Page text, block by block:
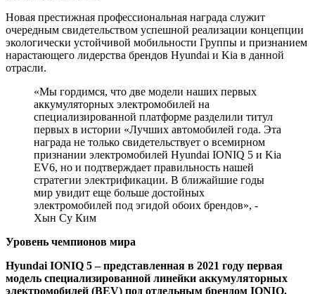
Новая престижная профессиональная награда служит
очередным свидетельством успешной реализации концепции
экологически устойчивой мобильности Группы и признанием
нарастающего лидерства брендов Hyundai и Kia в данной
отрасли.
«Мы гордимся, что две модели наших первых
аккумуляторных электромобилей на
специализированной платформе разделили титул
первых в истории «Лучших автомобилей года. Эта
награда не только свидетельствует о всемирном
признании электромобилей Hyundai IONIQ 5 и Kia
EV6, но и подтверждает правильность нашей
стратегии электрификации. В ближайшие годы
мир увидит еще больше достойных
электромобилей под эгидой обоих брендов», -
Хын Су Ким
Уровень чемпионов мира
Hyundai IONIQ 5 – представленная в 2021 году первая
модель специализированной линейки аккумуляторных
электромобилей (BEV) под отдельным брендом IONIQ.